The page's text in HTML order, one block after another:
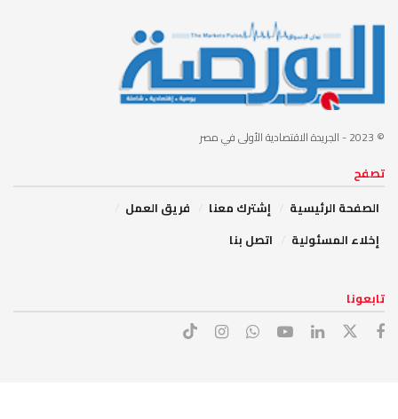
© 2023 - الجريدة الاقتصادية الأولى في مصر
تصفح
الصفحة الرئيسية
إشترك معنا
فريق العمل
إخلاء المسئولية
اتصل بنا
تابعونا